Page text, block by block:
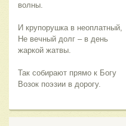
волны.
И крупорушка в неоплатный,
Не вечный долг – в день
жаркой жатвы.
Так собирают прямо к Богу
Возок поэзии в дорогу.